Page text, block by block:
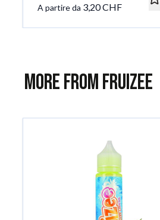
A partire da 3,20 CHF
More from Fruizee